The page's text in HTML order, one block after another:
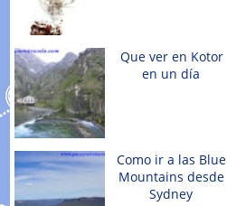
Que ver en Kotor
en un día
Como ir a las Blue
Mountains desde
Sydney